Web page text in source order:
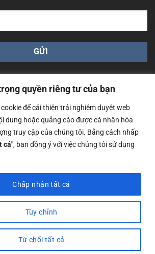
quyền riêng tư của bạn
để cải thiện trải nghiệm duyệt web
dung hoặc quảng cáo được cá nhân hóa
truy cập của chúng tôi. Bằng cách nhấp
cả", bạn đồng ý với việc chúng tôi sử dụng
Tùy chỉnh
Từ chối tất cả
Chấp nhận tất cả
Bình Xương - Số ĐKKD: 0108783483
bởi Sở Kế Hoạch và Đầu Tư Tp. Hà
Nam Binh Xuong. All Rights Reserved